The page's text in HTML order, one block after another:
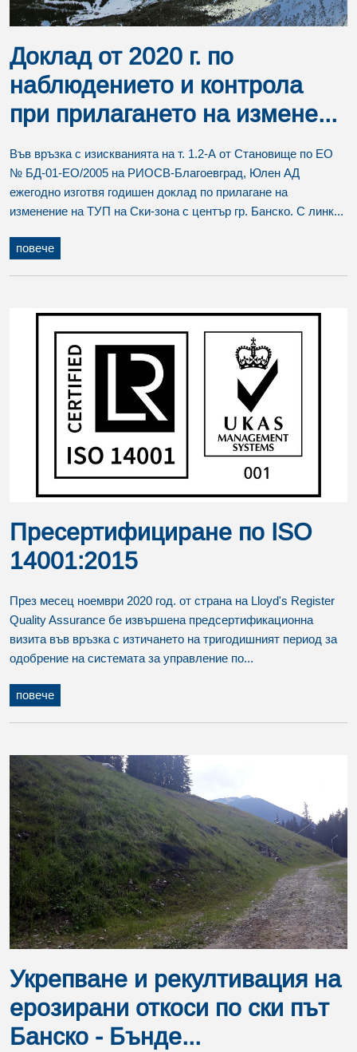
Доклад от 2020 г. по
наблюдението и контрола
при прилагането на измене...
Във връзка с изискванията на т. 1.2-А от Становище по ЕО
№ БД-01-ЕО/2005 на РИОСВ-Благоевград, Юлен АД
ежегодно изготвя годишен доклад по прилагане на
изменение на ТУП на Ски-зона с център гр. Банско. С линк...
повече
Пресертифициране по ISO
14001:2015
През месец ноември 2020 год. от страна на Lloyd's Register
Quality Assurance бе извършена предсертификационна
визита във връзка с изтичането на тригодишният период за
одобрение на системата за управление по...
повече
Укрепване и рекултивация на
ерозирани откоси по ски път
Банско - Бънде...